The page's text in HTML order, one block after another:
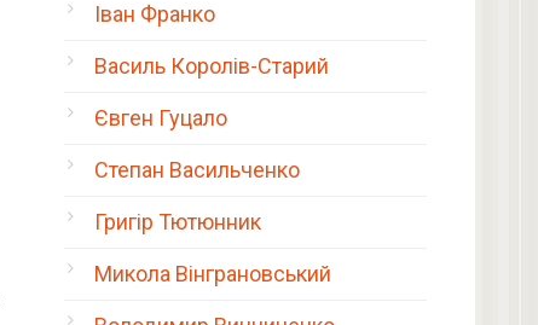
Іван Франко
Василь Королів-Старий
Євген Гуцало
Степан Васильченко
Григір Тютюнник
Микола Вінграновський